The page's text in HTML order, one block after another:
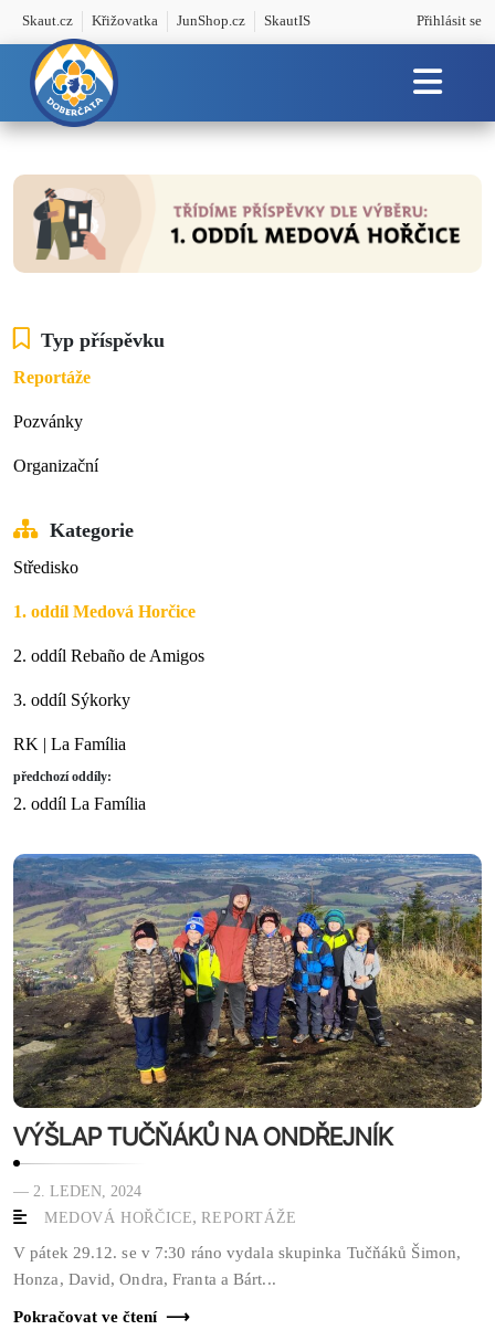
Skaut.cz Křižovatka JunShop.cz SkautIS Přihlásit se
Typ příspěvku
Reportáže
Pozvánky
Organizační
Kategorie
Středisko
1. oddíl Medová Horčice
2. oddíl Rebaño de Amigos
3. oddíl Sýkorky
RK | La Família
předchozí oddíly:
2. oddíl La Família
VÝŠLAP TUČŇÁKŮ NA ONDŘEJNÍK
— 2. LEDEN, 2024
MEDOVÁ HOŘČICE,REPORTÁŽE
V pátek 29.12. se v 7:30 ráno vydala skupinka Tučňáků Šimon,
Honza, David, Ondra, Franta a Bárt...
Pokračovat ve čtení